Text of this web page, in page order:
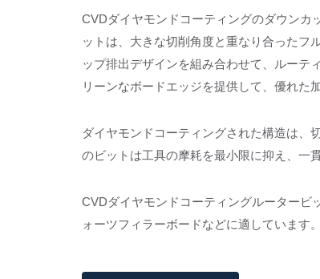
CVDダイヤモンドコーティングのダウンカ
ットは、大きな切削角度と重なり合ったフ
ップ排出デザインを組み合わせて、ルーテ
リーンなボードエッジを提供して、優れた
ダイヤモンドコーティングされた構造は、
のビットは工具の摩耗を最小限に抑え、一
CVDダイヤモンドコーティングルータービ
ォーツフィラーボードなどに適しています。